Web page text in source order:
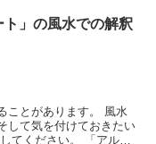
ト」の風水での解釈
ことがあります。 風水
して気を付けておきたい
てください。 「アルミ